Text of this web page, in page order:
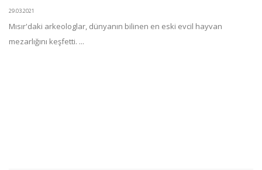
29.03.2021
Mısır'daki arkeologlar, dünyanın bilinen en eski evcil hayvan
mezarlığını keşfetti. ...